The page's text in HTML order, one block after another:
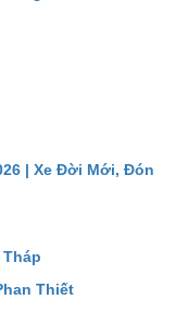
| Xe Đời Mới, Đón
Thiết